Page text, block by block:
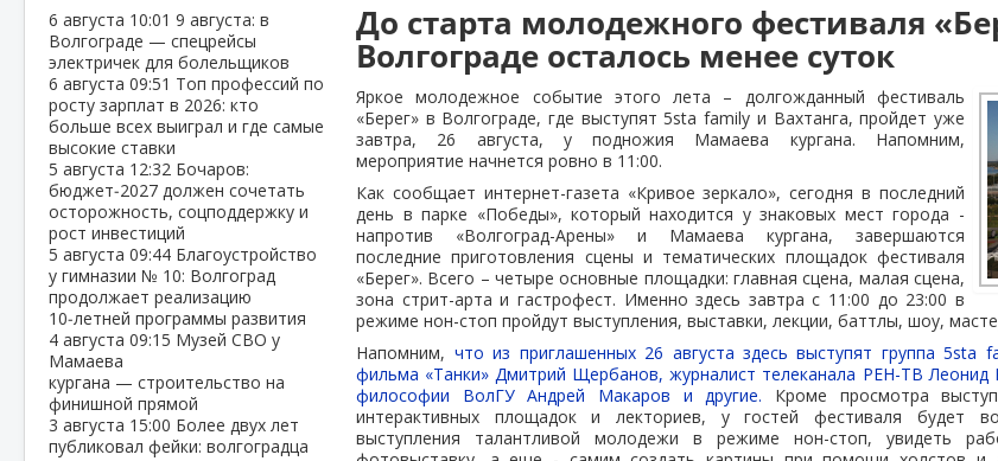
6 августа 10:01 9 августа: в
Волгограде — спецрейсы
электричек для болельщиков
6 августа 09:51 Топ профессий по
росту зарплат в 2026: кто
больше всех выиграл и где самые
высокие ставки
5 августа 12:32 Бочаров:
бюджет‑2027 должен сочетать
осторожность, соцподдержку и
рост инвестиций
5 августа 09:44 Благоустройство
у гимназии № 10: Волгоград
продолжает реализацию
10‑летней программы развития
4 августа 09:15 Музей СВО у
Мамаева
кургана — строительство на
финишной прямой
3 августа 15:00 Более двух лет
публиковал фейки: волгоградца
До старта молодежного фестиваля
Волгограде осталось менее суток
Яркое молодежное событие этого лета – долгожданный фестиваль
«Берег» в Волгограде, где выступят 5sta family и Вахтанга, пройдет уже
завтра, 26 августа, у подножия Мамаева кургана. Напомним,
мероприятие начнется ровно в 11:00.
Как сообщает интернет-газета «Кривое зеркало», сегодня в последний
день в парке «Победы», который находится у знаковых мест города -
напротив «Волгоград-Арены» и Мамаева кургана, завершаются
последние приготовления сцены и тематических площадок фестиваля
«Берег». Всего – четыре основные площадки: главная сцена, малая сцена,
зона стрит-арта и гастрофест. Именно здесь завтра с 11:00 до 23:00 в
режиме нон-стоп пройдут выступления, выставки, лекции, баттлы, шоу,
Напомним, что из приглашенных 26 августа здесь выступят группа 5sta
фильма «Танки» Дмитрий Щербанов, журналист телеканала РЕН-ТВ Леонид
философии ВолГУ Андрей Макаров и другие. Кроме просмотра
интерактивных площадок и лекториев, у гостей фестиваля будет
выступления талантливой молодежи в режиме нон-стоп, увидеть